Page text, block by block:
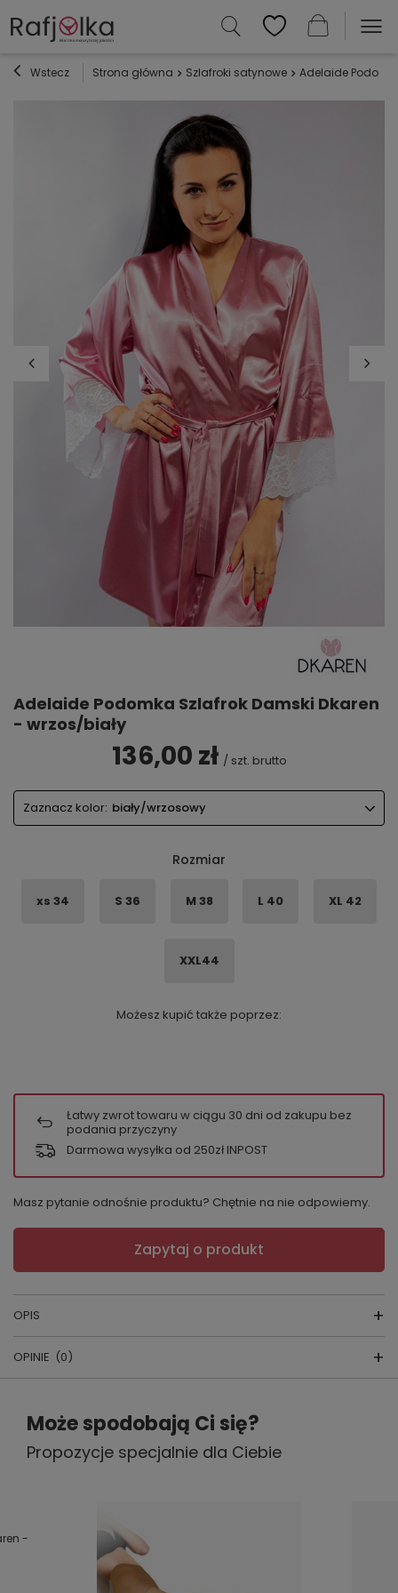
Wstecz Strona główna Szlafroki satynowe Adelaide
Adelaide Podomka Szlafrok Damski Dkaren
- wrzos/biały
136,00 zł / szt. brutto
Zaznacz kolor: biały/wrzosowy
Rozmiar
xs 34 S 36 M 38 L 40 XL 42
XXL44
Możesz kupić także poprzez:
Łatwy zwrot towaru w ciągu 30 dni od zakupu bez
podania przyczyny
Darmowa wysyłka od 250zł INPOST
Masz pytanie odnośnie produktu? Chętnie na nie odpowiemy.
Zapytaj o produkt
OPIS
SZLAFROK PODOMKA
ADELAIDE Dkaren
producent
kraj produkcji:
OPINIE (0)
Napisz swoją opinię
Twoja ocena:
Treść twojej opinii
Może spodobają Ci się?
Propozycje specjalnie dla Ciebie
-